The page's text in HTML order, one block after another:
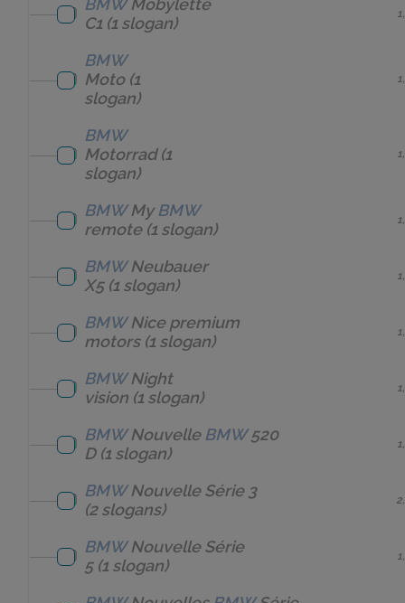
C1 (1 slogan)
BMW
Moto(1
slogan)
BMW
Motorrad(1
slogan)
BMW My BMW
remote(1 slogan)
BMW Neubauer
X5(1 slogan)
BMW Nice premium
motors(1 slogan)
BMW Night
vision (1 slogan)
BMW Nouvelle BMW520
D(1 slogan)
BMW Nouvelle Série 3
(2 slogans)
BMW Nouvelle Série
5(1 slogan)